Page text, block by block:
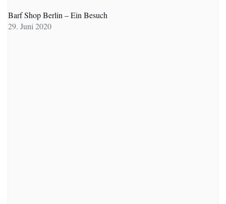
Barf Shop Berlin – Ein Besuch
29. Juni 2020